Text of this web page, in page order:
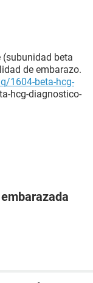
(subunidad beta
de embarazo.
1604-beta-hcg-
hcg-diagnostico-